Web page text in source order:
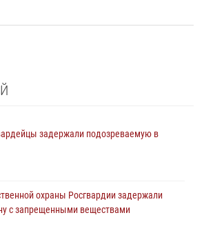
задержали подозреваемую в
охраны Росгвардии задержали
с запрещенными веществами